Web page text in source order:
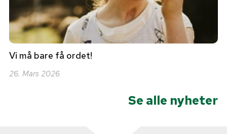
Vi må bare få ordet!
26. Mars 2026
Se alle nyheter